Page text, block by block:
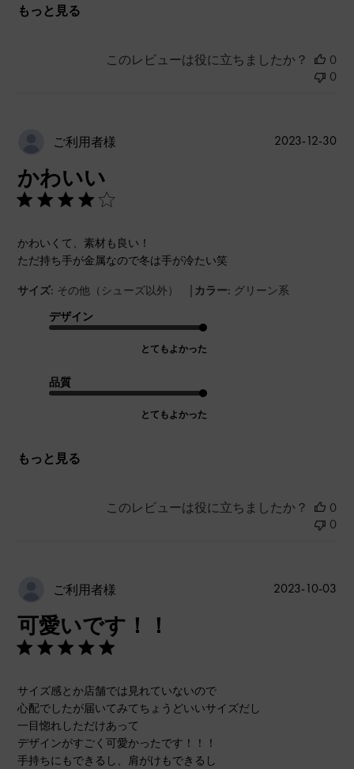
もっと見る
このレビューは役に立ちましたか？
0
0
ご利用者様
かわいい
かわいくて、素材も良い！
ただ持ち手が金属なので冬は手が冷たい笑
サイズ: その他（シューズ以外） | カラー: グリーン系
デザイン
とてもよかった
品質
とてもよかった
もっと見る
公
2023-12-30
このレビューは役に立ちましたか？
0
0
ご利用者様
可愛いです！！
サイズ感とか店舗では見れていないので
心配でしたが届いてみてちょうどいいサイズだし
一目惚れしただけあって
デザインがすごく可愛かったです！！！
手持ちにもできるし、肩がけもできるし
公
2023-10-03